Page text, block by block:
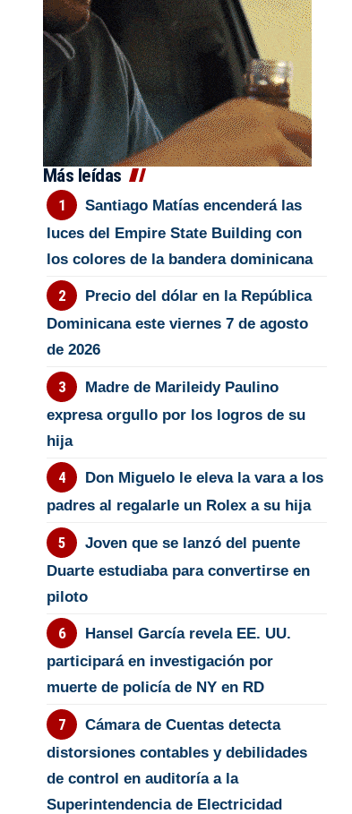
Más leídas
Santiago Matías encenderá las
luces del Empire State Building con
los colores de la bandera dominicana
Precio del dólar en la República
Dominicana este viernes 7 de agosto
de 2026
Madre de Marileidy Paulino
expresa orgullo por los logros de su
hija
Don Miguelo le eleva la vara a los
padres al regalarle un Rolex a su hija
Joven que se lanzó del puente
Duarte estudiaba para convertirse en
piloto
Hansel García revela EE. UU.
participará en investigación por
muerte de policía de NY en RD
Cámara de Cuentas detecta
distorsiones contables y debilidades
de control en auditoría a la
Superintendencia de Electricidad